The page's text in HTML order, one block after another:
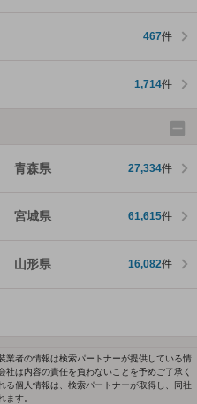
467件
1,714件
青森県 27,334件
宮城県 61,615件
山形県 16,082件
業者の情報は検索パートナーが提供している情
は内容の責任を負わないことを予めご了承く
る個人情報は、検索パートナーが取得し、同社
す。